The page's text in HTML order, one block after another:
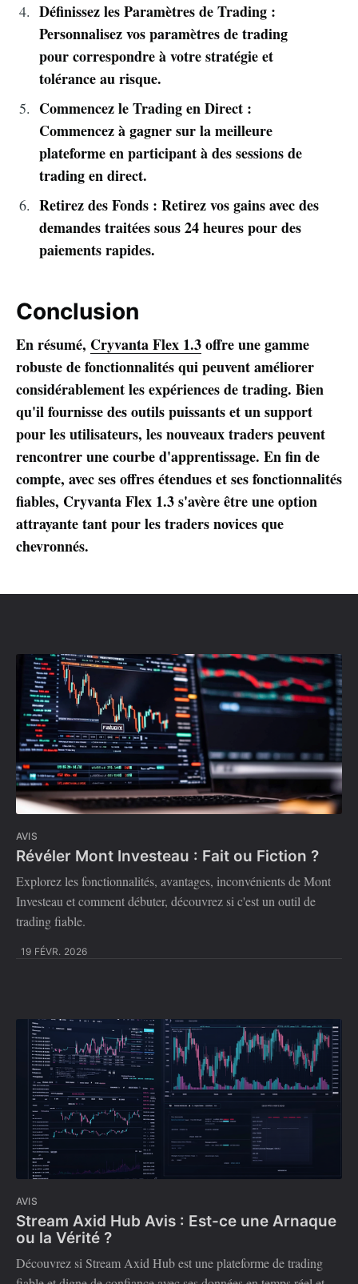
Définissez les Paramètres de Trading :
Personnalisez vos paramètres de trading
pour correspondre à votre stratégie et
tolérance au risque.
Commencez le Trading en Direct :
Commencez à gagner sur la meilleure
plateforme en participant à des sessions de
trading en direct.
Retirez des Fonds : Retirez vos gains avec des
demandes traitées sous 24 heures pour des
paiements rapides.
Conclusion
En résumé, Cryvanta Flex 1.3offre une gamme
robuste de fonctionnalités qui peuvent améliorer
considérablement les expériences de trading. Bien
qu'il fournisse des outils puissants et un support
pour les utilisateurs, les nouveaux traders peuvent
rencontrer une courbe d'apprentissage. En fin de
compte, avec ses offres étendues et ses fonctionnalités
fiables, Cryvanta Flex 1.3 s'avère être une option
attrayante tant pour les traders novices que
chevronnés.
AVIS
Révéler Mont Investeau : Fait ou Fiction ?
Explorez les fonctionnalités, avantages, inconvénients de Mont
Investeau et comment débuter, découvrez si c'est un outil de
trading fiable.
19 FÉVR. 2026
AVIS
Stream Axid Hub Avis : Est-ce une Arnaque
ou la Vérité ?
Découvrez si Stream Axid Hub est une plateforme de trading